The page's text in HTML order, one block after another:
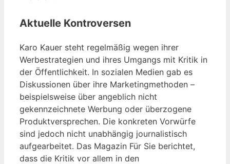
Aktuelle Kontroversen
Karo Kauer steht regelmäßig wegen ihrer
Werbestrategien und ihres Umgangs mit Kritik in
der Öffentlichkeit. In sozialen Medien gab es
Diskussionen über ihre Marketingmethoden –
beispielsweise über angeblich nicht
gekennzeichnete Werbung oder überzogene
Produktversprechen. Die konkreten Vorwürfe
sind jedoch nicht unabhängig journalistisch
aufgearbeitet. Das Magazin Für Sie berichtet,
dass die Kritik vor allem in den